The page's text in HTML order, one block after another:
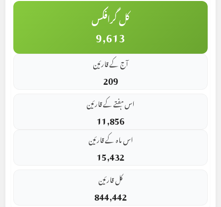
کل گرافکس
9,613
آج کے قارئین
209
اس ہفتے کے قارئین
11,856
اس ماہ کے قارئین
15,432
کل قارئین
844,442